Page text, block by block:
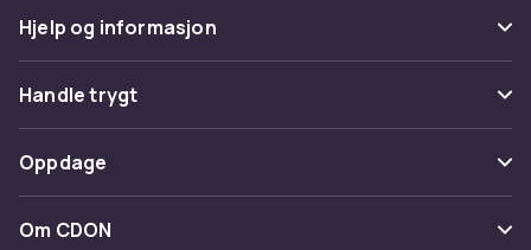
Hjelp og informasjon
Vanlige spørsmål
Spor pakke
Angre & returner her
Kontakt oss
Handle trygt
Betaling
Levering
Oppdage
Kategorier
Om CDON